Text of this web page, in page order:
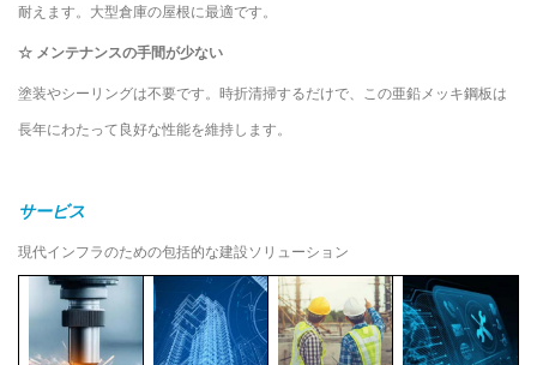
耐えます。大型倉庫の屋根に最適です。
☆ メンテナンスの手間が少ない
塗装やシーリングは不要です。時折清掃するだけで、この亜鉛メッキ鋼板は
長年にわたって良好な性能を維持します。
サービス
現代インフラのための包括的な建設ソリューション